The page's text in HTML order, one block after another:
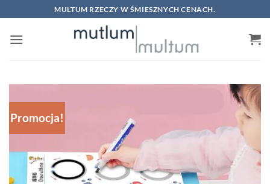
to
content
MULTUM RZECZY W ŚMIESZNYCH CENACH.
Promocja!